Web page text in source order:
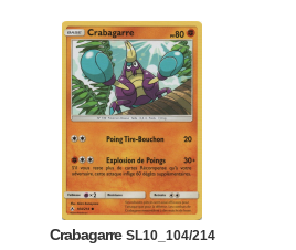
Crabagarre SL10_104/214